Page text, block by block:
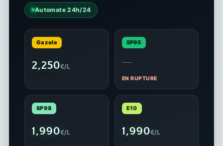
Automate 24h/24
Gazole
2,250€/L
SP95
—
EN RUPTURE
SP98
1,990€/L
E10
1,990€/L